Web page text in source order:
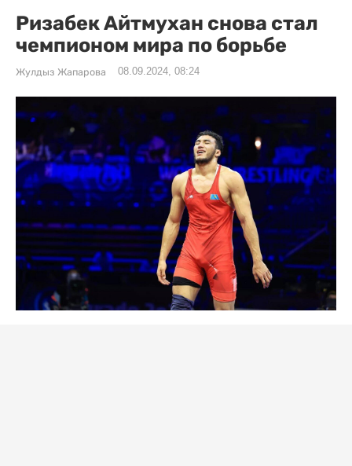
Ризабек Айтмухан снова стал
чемпионом мира по борьбе
Жулдыз Жапарова 08.09.2024, 08:24